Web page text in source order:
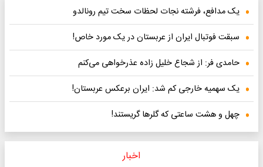
یک مدافع، فرشته نجات لحظات سخت تیم رونالدو
سبقت فوتبال ایران از عربستان در یک مورد خاص!
حامدی فر: از شجاع خلیل زاده عذرخواهی می‌کنم
یک سهمیه خارجی کم شد: ایران برعکس عربستان!
چهل و هشت ساعتی که گلرها گریستند!
اخبار